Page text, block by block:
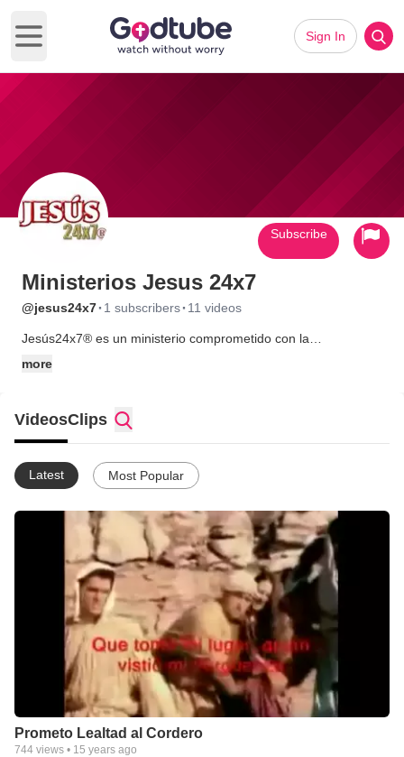
Open main menu
Sign In
Ministerios Jesus 24x7
@jesus24x7· 1 subscribers· 11 videos
Jesús24x7® es un ministerio comprometido con la
miembros y su misión Evangelística, proporcionando
materiales, recursos bíblicos y capacitación para la predicación
del Evangelio.
www.jesus24x7.org
more
Subscribe
VideosClips
Latest Most Popular
Prometo Lealtad al Cordero
744 views • 15 years ago